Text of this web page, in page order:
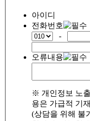
아이디
전화번호
-
오류내용
※ 개인정보 노
용은 가급적 기
(상담을 위해 불